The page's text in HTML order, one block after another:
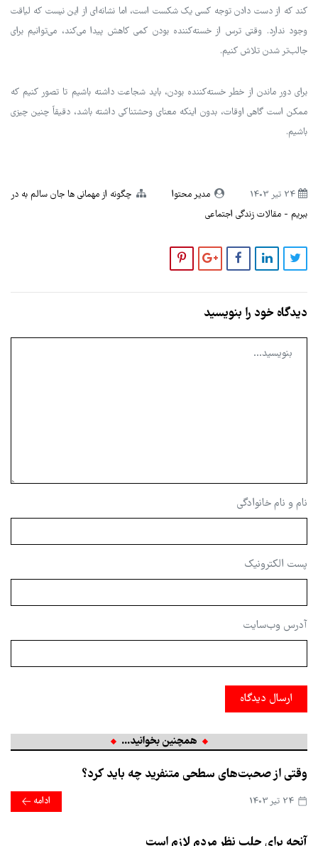
کند که از دست دادن توجه کسی یک شکست است، اما نشانه‌ای از این نیست که لیاقت
وجود ندارد. وقتی ترس از خسته‌کننده بودن کمی کاهش پیدا می‌کند، می‌توانیم برای
جالب‌تر شدن تلاش کنیم.
برای دور ماندن از خطر خسته‌کننده بودن، باید شجاعت داشته باشیم تا تصور کنیم که
ممکن است گاهی اوقات، بدون اینکه معنای وحشتناکی داشته باشد، دقیقاً چنین چیزی
باشیم.
24 تير 1403 مدیر محتوا
چگونه از مهمانی ها جان سالم به در
ببریم
مقالات زندگی اجتماعی
دیدگاه خود را بنویسید
نام و نام خانوادگی
پست الکترونیک
آدرس وب‌سایت
ارسال دیدگاه
همچنین بخوانید...
وقتی از صحبت‌های سطحی متنفرید چه باید کرد؟
ادامه